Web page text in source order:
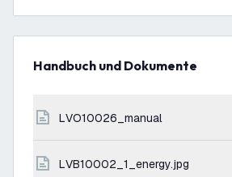
Handbuch und Dokumente
LVO10026_manual
LVB10002_1_energy.jpg